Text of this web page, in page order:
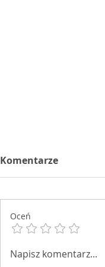
Dziś jest piątek 23
Komentarze
Oceń
Napisz komentarz...